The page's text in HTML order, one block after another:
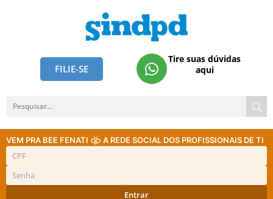
FILIE-SE
Tire suas dúvidas
aqui
VEM PRA BEE FENATI A REDE SOCIAL DOS PROFISSIONAIS DE TI
Entrar